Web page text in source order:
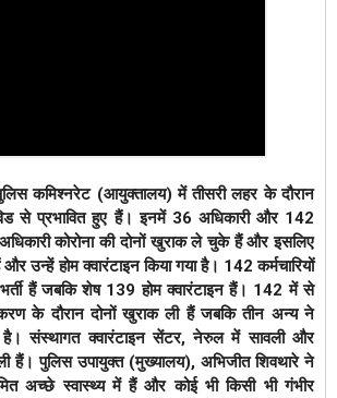
कमिश्नरेट (आयुक्तालय) में तीसरी लहर के दौरान
से प्रभावित हुए हैं। इनमें 36 अधिकारी और 142
कोरोना की दोनों खुराक ले चुके हैं और इसलिए
उन्हें होम क्वारंटाइन किया गया है। 142 कर्मचारियों
हैं जबकि शेष 139 होम क्वारंटाइन हैं। 142 में से
के दौरान दोनों खुराक ली हैं जबकि तीन अन्य ने
संस्थागत क्वारंटाइन सेंटर, नेरुल में सावली और
हैं। पुलिस उपायुक्त (मुख्यालय), अभिजीत शिवथारे ने
अच्छे स्वास्थ्य में हैं और कोई भी किसी भी गंभीर